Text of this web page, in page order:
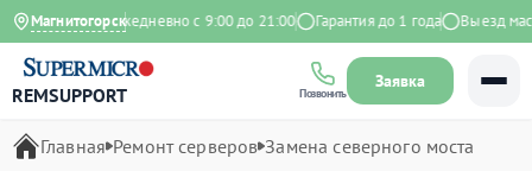
Магнитогорск
на Яндекс Ежедневно с 9:00 до 21:00 Гарантия до 1 года Выезд
REMSUPPORT Позвонить
Заявка
Главная Ремонт серверов Замена северного моста